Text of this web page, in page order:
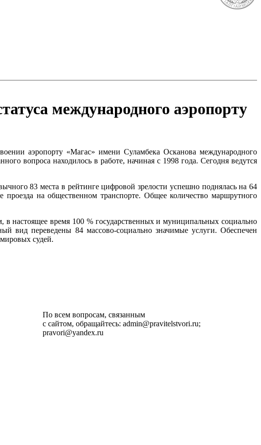
международного аэропорту
аэропорту «Магас» имени Суламбека Осканова международного
вопроса находилось в работе, начиная с 1998 года. Сегодня ведутся
83 места в рейтинге цифровой зрелости успешно поднялась на 64
на общественном транспорте. Общее количество маршрутного
настоящее время 100 % государственных и муниципальных социально
вид переведены 84 массово-социально значимые услуги. Обеспечен
судей.
По всем вопросам, связанным
с сайтом, обращайтесь: admin@pravitelstvori.ru;
pravori@yandex.ru